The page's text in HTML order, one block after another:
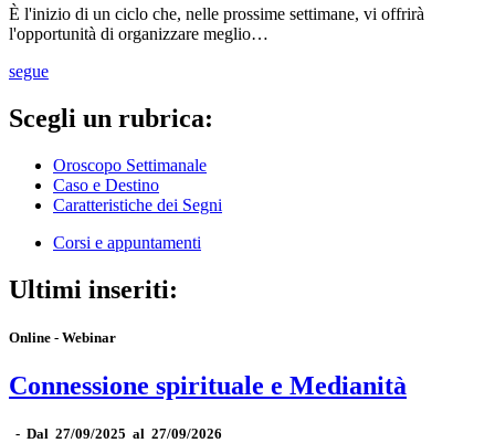
È l'inizio di un ciclo che, nelle prossime settimane, vi offrirà
l'opportunità di organizzare meglio…
segue
Scegli un rubrica:
Oroscopo Settimanale
Caso e Destino
Caratteristiche dei Segni
Corsi e appuntamenti
Ultimi inseriti:
Online - Webinar
Connessione spirituale e Medianità
- Dal 27/09/2025 al 27/09/2026